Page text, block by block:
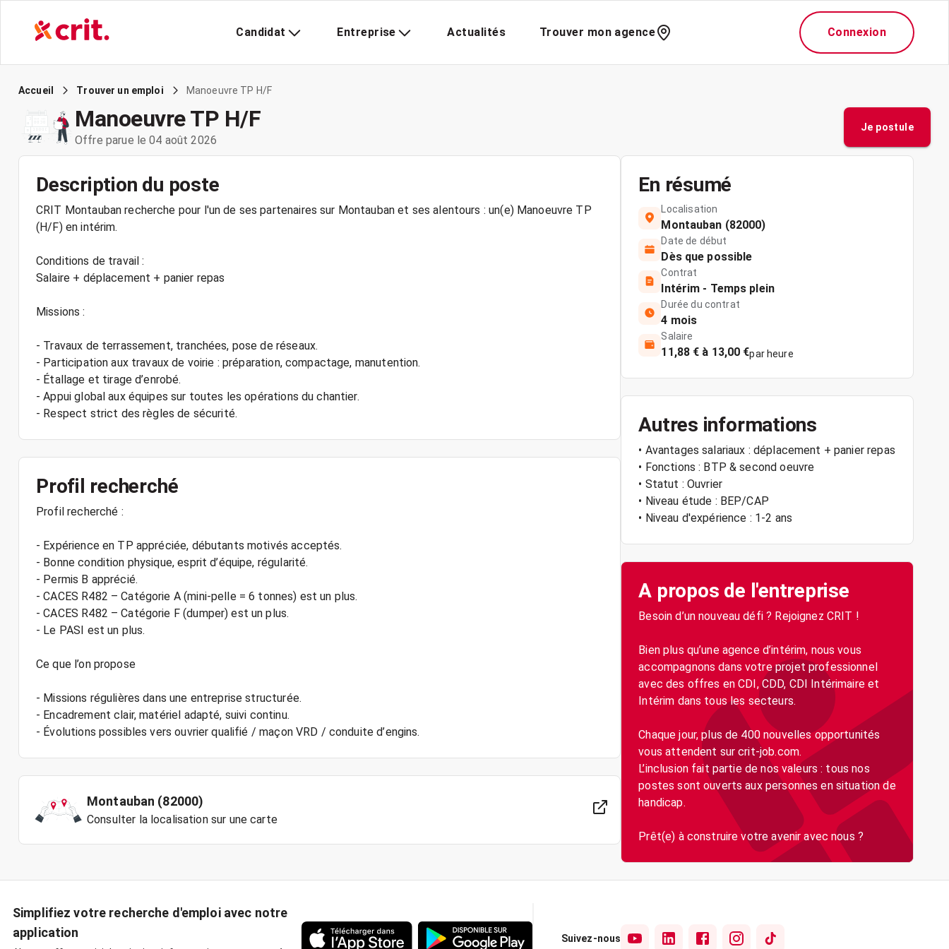
Candidat Entreprise Actualités Trouver mon agence Connexion
Accueil Trouver un emploi Manoeuvre TP H/F
Manoeuvre TP H/F
Offre parue le 04 août 2026
Je postule
Description du poste
CRIT Montauban recherche pour l'un de ses partenaires sur Montauban et ses alentours : un(e) Manoeuvre TP
(H/F) en intérim.
Conditions de travail :
Salaire + déplacement + panier repas
Missions :
- Travaux de terrassement, tranchées, pose de réseaux.
- Participation aux travaux de voirie : préparation, compactage, manutention.
- Étallage et tirage d’enrobé.
- Appui global aux équipes sur toutes les opérations du chantier.
- Respect strict des règles de sécurité.
Profil recherché
Profil recherché :
- Expérience en TP appréciée, débutants motivés acceptés.
- Bonne condition physique, esprit d’équipe, régularité.
- Permis B apprécié.
- CACES R482 – Catégorie A (mini-pelle = 6 tonnes) est un plus.
- CACES R482 – Catégorie F (dumper) est un plus.
- Le PASI est un plus.
Ce que l’on propose
- Missions régulières dans une entreprise structurée.
- Encadrement clair, matériel adapté, suivi continu.
- Évolutions possibles vers ouvrier qualifié / maçon VRD / conduite d’engins.
Montauban (82000)
Consulter la localisation sur une carte
En résumé
Localisation
Montauban (82000)
Date de début
Dès que possible
Contrat
Intérim - Temps plein
Durée du contrat
4 mois
Salaire
11,88 € à 13,00 €par heure
Autres informations
• Avantages salariaux : déplacement + panier repas
• Fonctions : BTP & second oeuvre
• Statut : Ouvrier
• Niveau étude : BEP/CAP
• Niveau d'expérience : 1-2 ans
A propos de l'entreprise
Besoin d’un nouveau défi ? Rejoignez CRIT !
Bien plus qu’une agence d’intérim, nous vous
accompagnons dans votre projet professionnel
avec des offres en CDI, CDD, CDI Intérimaire et
Intérim dans tous les secteurs.
Chaque jour, plus de 400 nouvelles opportunités
vous attendent sur crit-job.com.
L’inclusion fait partie de nos valeurs : tous nos
postes sont ouverts aux personnes en situation de
handicap.
Simplifiez votre recherche d'emploi avec notre
application
Suivez-nous